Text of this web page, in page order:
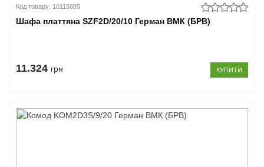
Код товару: 10115885
Шафа платтяна SZF2D/20/10 Герман ВМК (БРВ)
11.324 грн КУПИТИ